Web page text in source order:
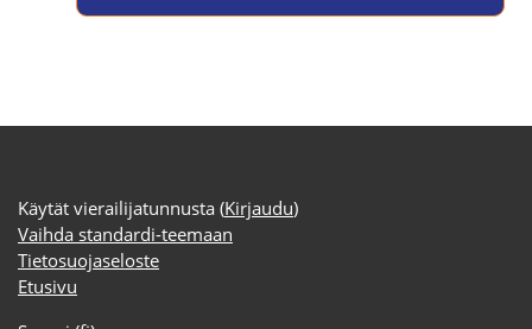
Käytät vierailijatunnusta (Kirjaudu)
Vaihda standardi-teemaan
Tietosuojaseloste
Etusivu